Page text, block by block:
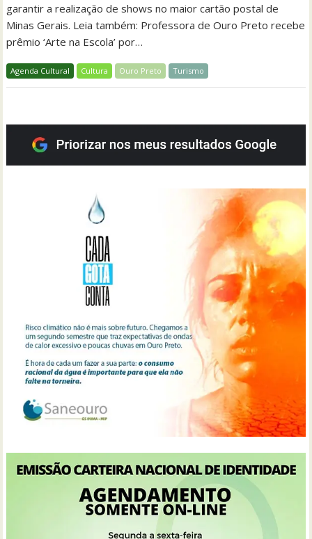
garantir a realização de shows no maior cartão postal de
Minas Gerais. Leia também: Professora de Ouro Preto recebe
prêmio ‘Arte na Escola’ por…
Agenda Cultural Cultura Ouro Preto Turismo